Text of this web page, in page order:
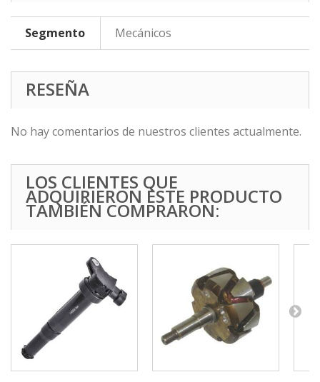
Segmento Mecánicos
RESEÑA
No hay comentarios de nuestros clientes actualmente.
LOS CLIENTES QUE
ADQUIRIERON ESTE PRODUCTO
TAMBIÉN COMPRARON: